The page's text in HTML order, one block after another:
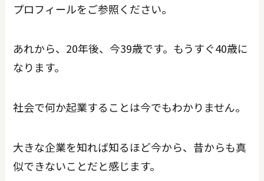
プロフィールをご参照ください。
あれから、20年後、今39歳です。もうすぐ40歳に
なります。
社会で何か起業することは今でもわかりません。
大きな企業を知れば知るほど今から、昔からも真
似できないことだと感じます。